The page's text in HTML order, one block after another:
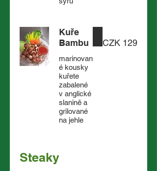
Kuře
Bambu
marinovan
é kousky
kuřete
zabalené
v anglické
slanině a
grilované
CZK 129
Steaky